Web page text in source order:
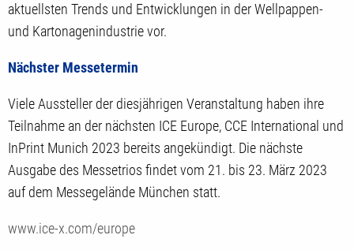
aktuellsten Trends und Entwicklungen in der Wellpappen-
und Kartonagenindustrie vor.
Nächster Messetermin
Viele Aussteller der diesjährigen Veranstaltung haben ihre
Teilnahme an der nächsten ICE Europe, CCE International und
InPrint Munich 2023 bereits angekündigt. Die nächste
Ausgabe des Messetrios findet vom 21. bis 23. März 2023
auf dem Messegelände München statt.
www.ice-x.com/europe